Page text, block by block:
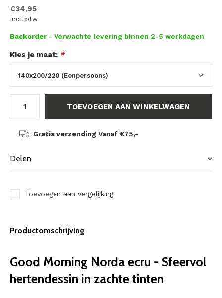
€34,95
Incl. btw
Backorder - Verwachte levering binnen 2-5 werkdagen
Kies je maat: *
TOEVOEGEN AAN WINKELWAGEN
Gratis verzending Vanaf €75,-
Delen
Toevoegen aan vergelijking
Productomschrijving
Good Morning Norda ecru - Sfeervol
hertendessin in zachte tinten